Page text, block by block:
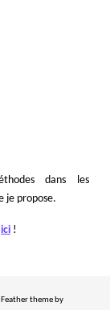
dans les
je propose.
ici !
theme by